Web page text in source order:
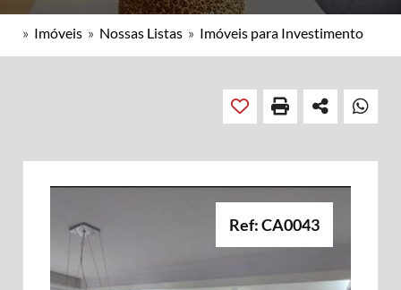
» Imóveis » Nossas Listas » Imóveis para Investimento
Ref: CA0043